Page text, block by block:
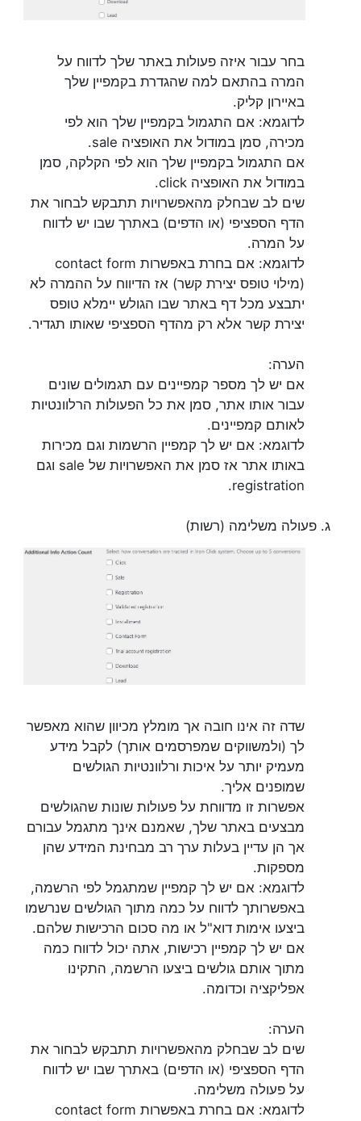
בחר עבור איזה פעולות באתר שלך לדווח על
המרה בהתאם למה שהגדרת בקמפיין שלך
באיירון קליק.
לדוגמא: אם התגמול בקמפיין שלך הוא לפי
מכירה, סמן במודול את האופציה sale.
אם התגמול בקמפיין שלך הוא לפי הקלקה, סמן
במודול את האופציה click.
שים לב שבחלק מהאפשרויות תתבקש לבחור את
הדף הספציפי (או הדפים) באתרך שבו יש לדווח
על המרה.
לדוגמא: אם בחרת באפשרות contact form
(מילוי טופס יצירת קשר) אז הדיווח על ההמרה לא
יתבצע מכל דף באתר שבו הגולש יימלא טופס
יצירת קשר אלא רק מהדף הספציפי שאותו תגדיר.
הערה:
אם יש לך מספר קמפיינים עם תגמולים שונים
עבור אותו אתר, סמן את כל הפעולות הרלוונטיות
לאותם קמפיינים.
לדוגמא: אם יש לך קמפיין הרשמות וגם מכירות
באותו אתר אז סמן את האפשרויות של sale וגם
registration.
פעולה משלימה (רשות)
שדה זה אינו חובה אך מומלץ מכיוון שהוא מאפשר
לך (ולמשווקים שמפרסמים אותך) לקבל מידע
מעמיק יותר על איכות ורלוונטיות הגולשים
שמופנים אליך.
אפשרות זו מדווחת על פעולות שונות שהגולשים
מבצעים באתר שלך, שאמנם אינך מתגמל עבורם
אך הן עדיין בעלות ערך רב מבחינת המידע שהן
מספקות.
לדוגמא: אם יש לך קמפיין שמתגמל לפי הרשמה,
באפשרותך לדווח על כמה מתוך הגולשים שנרשמו
ביצעו אימות דוא"ל או מה סכום הרכישות שלהם.
אם יש לך קמפיין רכישות, אתה יכול לדווח כמה
מתוך אותם גולשים ביצעו הרשמה, התקינו
אפליקציה וכדומה.
הערה:
שים לב שבחלק מהאפשרויות תתבקש לבחור את
הדף הספציפי (או הדפים) באתרך שבו יש לדווח
על פעולה משלימה.
לדוגמא: אם בחרת באפשרות contact form